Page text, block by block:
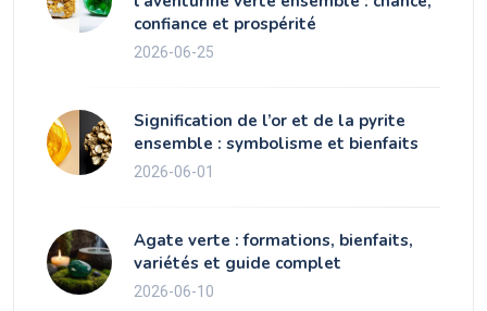
confiance et prospérité
2026-06-25
Signification de l’or et de la pyrite
ensemble : symbolisme et bienfaits
2026-06-01
Agate verte : formations, bienfaits,
variétés et guide complet
2026-06-10